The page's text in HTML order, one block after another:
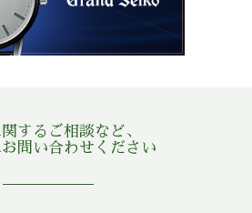
するご相談など、
問い合わせください